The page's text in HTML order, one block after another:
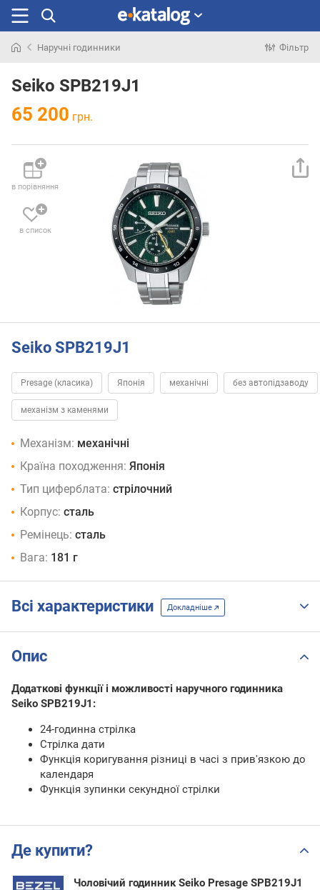
раніше
Наручні годинники Фільтр
Seiko SPB219J1
65 200 грн.
в порівняння
в список
Seiko SPB219J1
Presage (класика) Японія механічні без автопідзаводу
механізм з каменями
Механізм: механічні
Країна походження: Японія
Тип циферблата: стрілочний
Корпус: сталь
Ремінець: сталь
Вага: 181 г
Всі характеристики Докладніше
Опис
Додаткові функції і можливості наручного годинника
Seiko SPB219J1:
24-годинна стрілка
Стрілка дати
Функція коригування різниці в часі з прив'язкою до
календаря
Функція зупинки секундної стрілки
Де купити?
Чоловічий годинник Seiko Presage SPB219J1